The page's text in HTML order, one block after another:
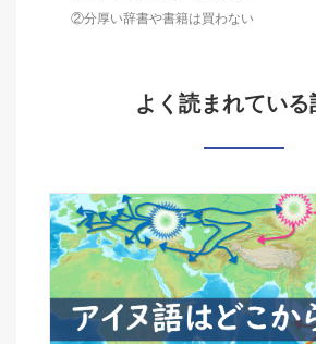
②分厚い辞書や書籍は買わない
よく読まれている